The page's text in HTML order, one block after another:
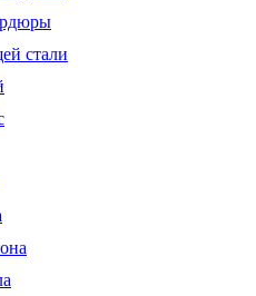
стали